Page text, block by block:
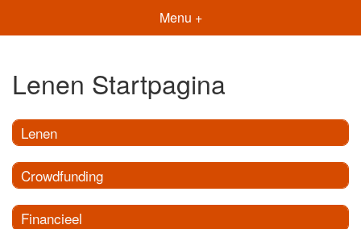
Menu +
Lenen Startpagina
Lenen
Crowdfunding
Financieel